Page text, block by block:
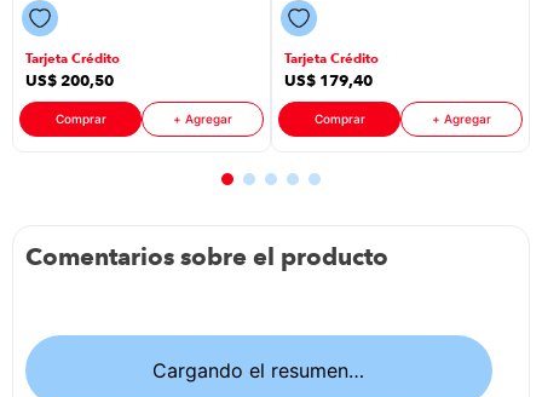
265/65 R17
Tarjeta Crédito
US$200,50
Comprar + Agregar
Lt245/70 R16
Tarjeta Crédito
US$ 179,40
Comprar + Agregar
Comentarios sobre el producto
Cargando el resumen…